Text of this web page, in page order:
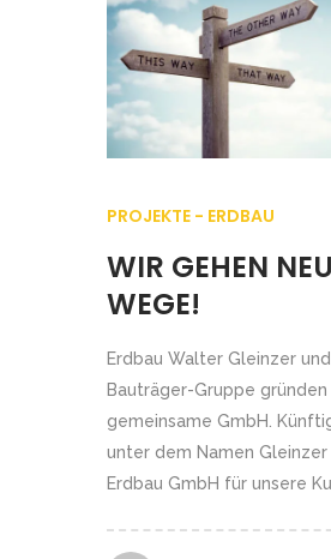
PROJEKTE - ERDBAU
WIR GEHEN
WEGE!
Erdbau Walter Gleinzer
Bauträger-Gruppe gründen
gemeinsame GmbH.
unter dem Namen
Erdbau GmbH für unsere